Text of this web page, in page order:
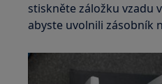
stiskněte záložku vzadu
abyste uvolnili zásobník